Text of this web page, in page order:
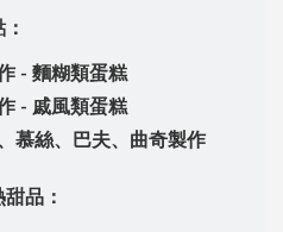
- 麵糊類蛋糕
- 戚風類蛋糕
慕絲、巴夫、曲奇製作
品：